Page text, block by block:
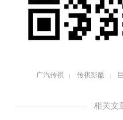
路线一正向自研的GMC
质、低油耗、强动力、更
广汽传祺 传祺影酷
相关文